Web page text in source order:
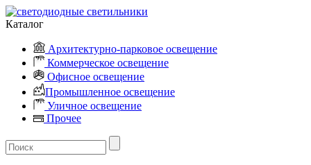
Каталог
Архитектурно-парковое освещение
Коммерческое освещение
Офисное освещение
Промышленное освещение
Уличное освещение
Прочее